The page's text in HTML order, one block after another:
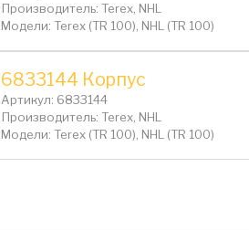
Производитель: Terex, NHL
Модели: Terex (TR 100), NHL (TR 100)
6833144 Корпус
Артикул: 6833144
Производитель: Terex, NHL
Модели: Terex (TR 100), NHL (TR 100)